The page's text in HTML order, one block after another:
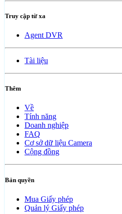
Truy cập từ xa
Agent DVR
Tài liệu
Thêm
Về
Tính năng
Doanh nghiệp
FAQ
Cơ sở dữ liệu Camera
Cộng đồng
Bản quyền
Mua Giấy phép
Quản lý Giấy phép